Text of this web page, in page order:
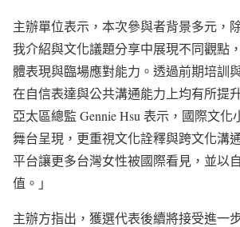
主辦單位表示，本次參與者背景多元，
我介紹與文化議題分享中展現不同觀點
體表現與臨場應對能力。透過前期培訓
在自信表達與公共溝通能力上均有所提
亞太區總監 Gennie Hsu 表示，國際文化
舞台呈現，更重視文化詮釋與跨文化溝
平台讓更多台灣女性被國際看見，並以
值。」
主辦方指出，獲選代表後續將接受進一